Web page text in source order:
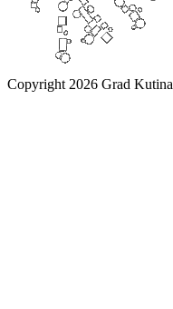
Copyright 2026 Grad Kutina